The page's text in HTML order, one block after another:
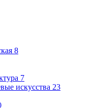
8
7
искусства 23